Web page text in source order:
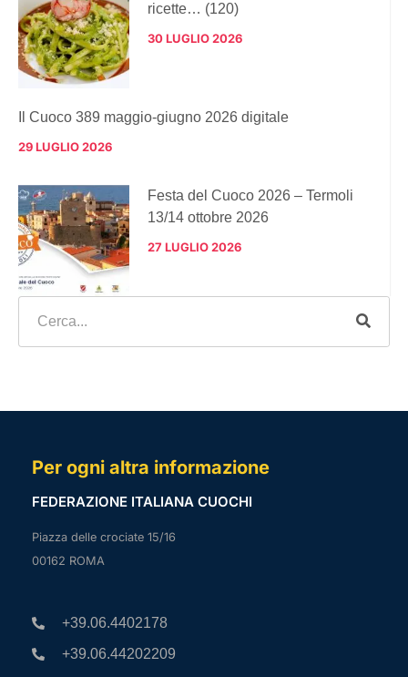
ricette… (120)
30 LUGLIO 2026
Il Cuoco 389 maggio-giugno 2026 digitale
29 LUGLIO 2026
Festa del Cuoco 2026 – Termoli
13/14 ottobre 2026
27 LUGLIO 2026
Per ogni altra informazione
FEDERAZIONE ITALIANA CUOCHI
Piazza delle crociate 15/16
00162 ROMA
+39.06.4402178
+39.06.44202209